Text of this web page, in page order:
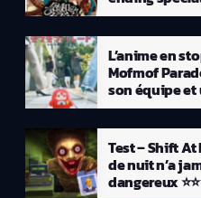
Theme »
L’anime en
Mofmof
son équipe
2027
Test – Shift
de nuit n’a